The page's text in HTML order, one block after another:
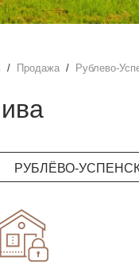
Продажа Рублево-
РУБЛЁВО-